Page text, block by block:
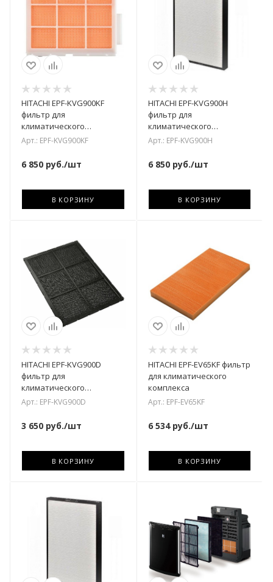
HITACHI EPF-KVG900KF
фильтр для
климатического
комплекса
Арт.: EPF-KVG900KF
6 850 руб./шт
В КОРЗИНУ
HITACHI EPF-KVG900H
фильтр для
климатического
комплекса
Арт.: EPF-KVG900H
6 850руб./шт
В КОРЗИНУ
HITACHI EPF-KVG900D
фильтр для
климатического
комплекса
Арт.: EPF-KVG900D
3 650 руб./шт
В КОРЗИНУ
HITACHI EPF-EV65KF фильтр
для климатического
комплекса
Арт.: EPF-EV65KF
6 534руб./шт
В КОРЗИНУ